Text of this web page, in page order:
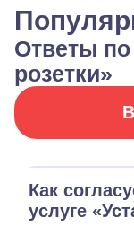
Ответы по
розетки»
Как
услуге